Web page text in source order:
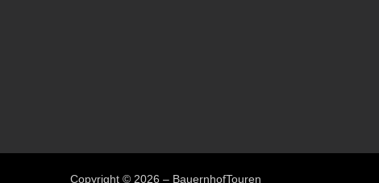
Copyright © 2026 – BauernhofTouren